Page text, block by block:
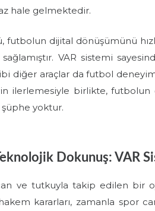
hale gelmektedir.
futbolun dijital dönüşümünü
VAR sistemi
diğer araçlar da futbol
ilerlemesiyle birlikte,
yoktur.
Dokunuş: VAR
ve tutkuyla takip edilen bir
kararları, zamanla spor